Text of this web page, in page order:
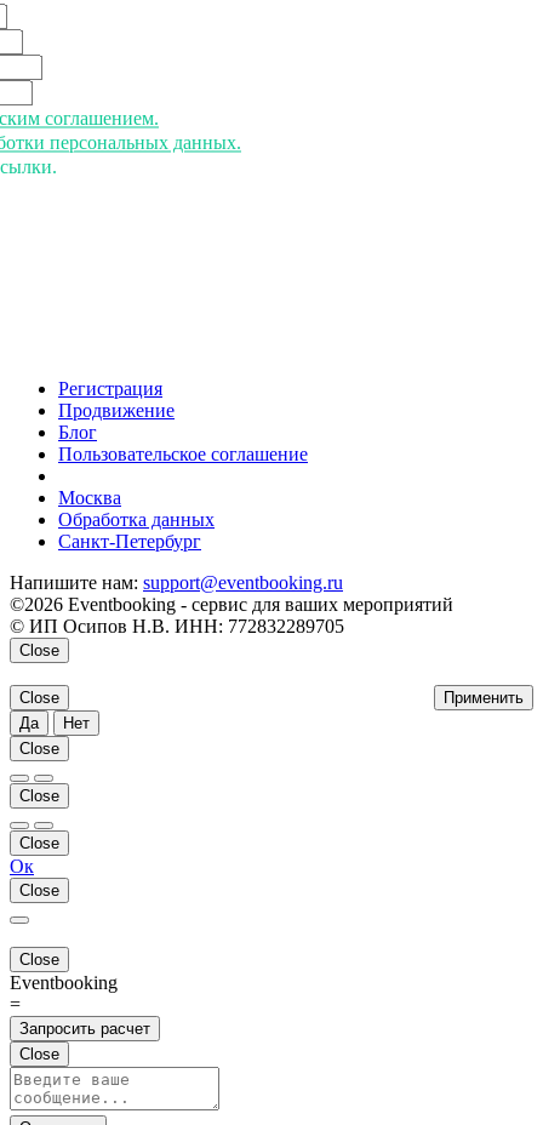
соглашением.
персональных данных.
Регистрация
Продвижение
Блог
Пользовательское соглашение
Москва
Обработка данных
Санкт-Петербург
Напишите нам: support@eventbooking.ru
©2026 Eventbooking - сервис для ваших мероприятий
© ИП Осипов Н.В. ИНН: 772832289705
Close
Применить
Close
Да
Нет
Close
Close
Close
Ок
Close
Close
Eventbooking
=
Запросить расчет
Close